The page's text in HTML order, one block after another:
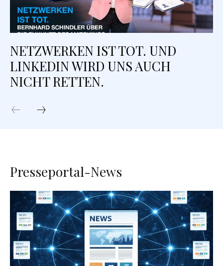
NETZWERKEN IST TOT. UND
LINKEDIN WIRD UNS AUCH
NICHT RETTEN.
Presseportal-News